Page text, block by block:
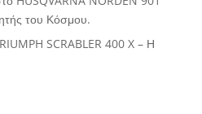
του Κόσμου.
SCRABLER 400 X – Η